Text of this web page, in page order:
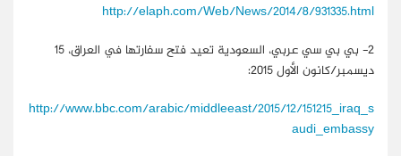
http://elaph.com/Web/News/2014/8/931335.html
2-
بي بي سي عربي، السعودية تعيد فتح سفارتها في العراق، 15
ديسمبر/كانون الأول 2015:
http://www.bbc.com/arabic/middleeast/2015/12/151215_iraq_s
audi_embassy